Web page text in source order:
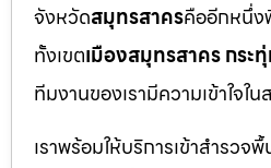
จังหวัดสมุทรสาครคืออีกหนึ่ง
ทั้งเขตเมืองสมุทรสาคร กระ
ทีมงานของเรามีความเข้าใจ
เราพร้อมให้บริการเข้าสำรว